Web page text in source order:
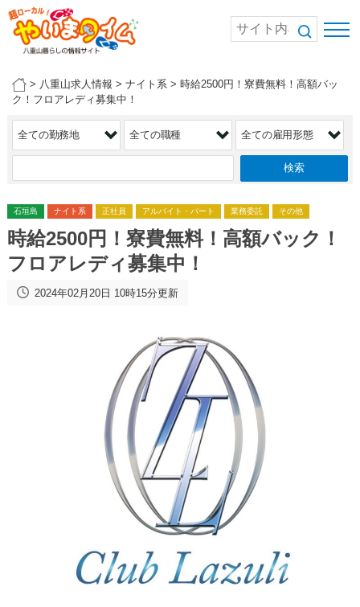
> 八重山求人情報 > ナイト系> 時給2500円！寮費無料！高額バッ
ク！フロアレディ募集中！
石垣島 ナイト系 正社員 アルバイト・パート 業務委託 その他
時給2500円！寮費無料！高額バック！
フロアレディ募集中！
2024年02月20日 10時15分更新